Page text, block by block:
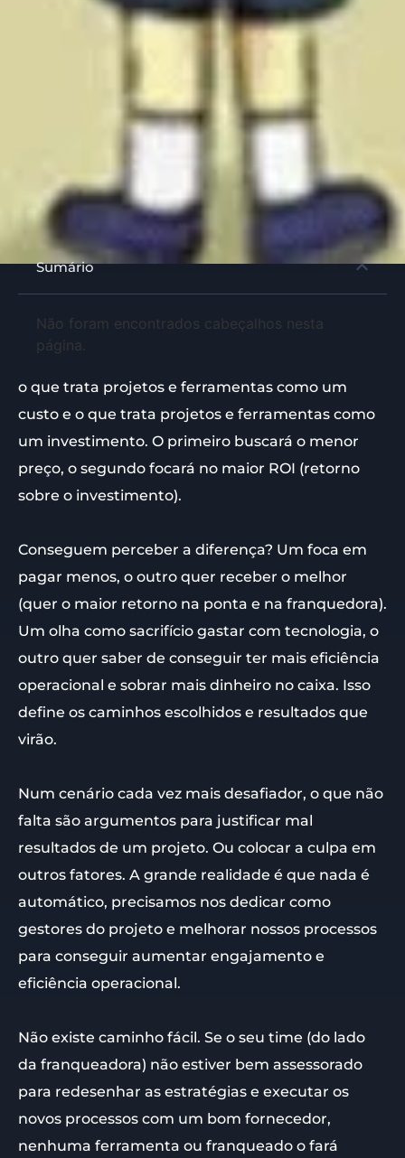
Sumário
Não foram encontrados cabeçalhos nesta
página.
o que trata projetos e ferramentas como um
custo e o que trata projetos e ferramentas como
um investimento. O primeiro buscará o menor
preço, o segundo focará no maior ROI (retorno
sobre o investimento).
Conseguem perceber a diferença? Um foca em
pagar menos, o outro quer receber o melhor
(quer o maior retorno na ponta e na franquedora).
Um olha como sacrifício gastar com tecnologia, o
outro quer saber de conseguir ter mais eficiência
operacional e sobrar mais dinheiro no caixa. Isso
define os caminhos escolhidos e resultados que
virão.
Num cenário cada vez mais desafiador, o que não
falta são argumentos para justificar mal
resultados de um projeto. Ou colocar a culpa em
outros fatores. A grande realidade é que nada é
automático, precisamos nos dedicar como
gestores do projeto e melhorar nossos processos
para conseguir aumentar engajamento e
eficiência operacional.
Não existe caminho fácil. Se o seu time (do lado
da franqueadora) não estiver bem assessorado
para redesenhar as estratégias e executar os
novos processos com um bom fornecedor,
nenhuma ferramenta ou franqueado o fará